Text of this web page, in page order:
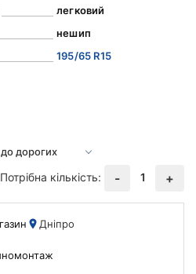
легковий
нешип
195/65 R15
Потрібна кількість:
- 1 +
Дніпро